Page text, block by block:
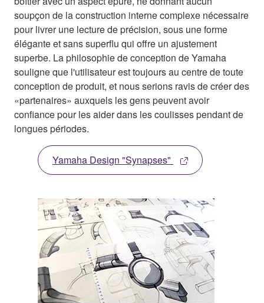
soupçon de la construction interne complexe nécessaire
pour livrer une lecture de précision, sous une forme
élégante et sans superflu qui offre un ajustement
superbe. La philosophie de conception de Yamaha
souligne que l'utilisateur est toujours au centre de toute
conception de produit, et nous serions ravis de créer des
«partenaires» auxquels les gens peuvent avoir
confiance pour les aider dans les coulisses pendant de
longues périodes.
Yamaha Design "Synapses"